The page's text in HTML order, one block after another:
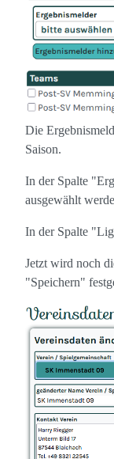
Die
Saison.
In der Spalte
ausgewählt
In der Spalte
Jetzt wird noch
"Speichern"